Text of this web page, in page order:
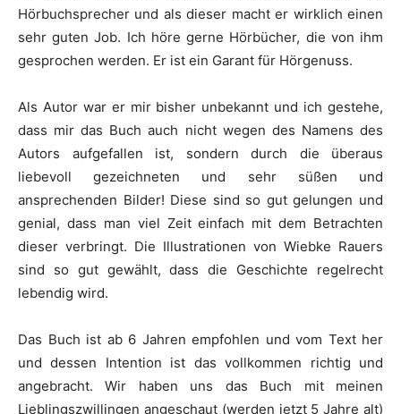
Hörbuchsprecher und als dieser macht er wirklich einen
sehr guten Job. Ich höre gerne Hörbücher, die von ihm
gesprochen werden. Er ist ein Garant für Hörgenuss.
Als Autor war er mir bisher unbekannt und ich gestehe,
dass mir das Buch auch nicht wegen des Namens des
Autors aufgefallen ist, sondern durch die überaus
liebevoll gezeichneten und sehr süßen und
ansprechenden Bilder! Diese sind so gut gelungen und
genial, dass man viel Zeit einfach mit dem Betrachten
dieser verbringt. Die Illustrationen von Wiebke Rauers
sind so gut gewählt, dass die Geschichte regelrecht
lebendig wird.
Das Buch ist ab 6 Jahren empfohlen und vom Text her
und dessen Intention ist das vollkommen richtig und
angebracht. Wir haben uns das Buch mit meinen
Lieblingszwillingen angeschaut (werden jetzt 5 Jahre alt)